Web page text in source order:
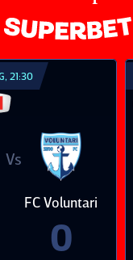
Vs
FC Voluntari
0